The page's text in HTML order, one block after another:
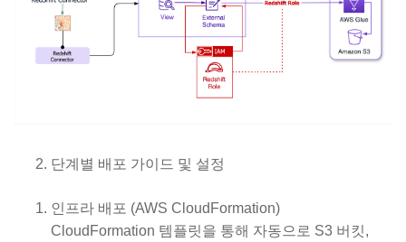
단계별 배포 가이드 및 설정
인프라 배포 (AWS CloudFormation)
CloudFormation 템플릿을 통해 자동으로 S3 버킷,